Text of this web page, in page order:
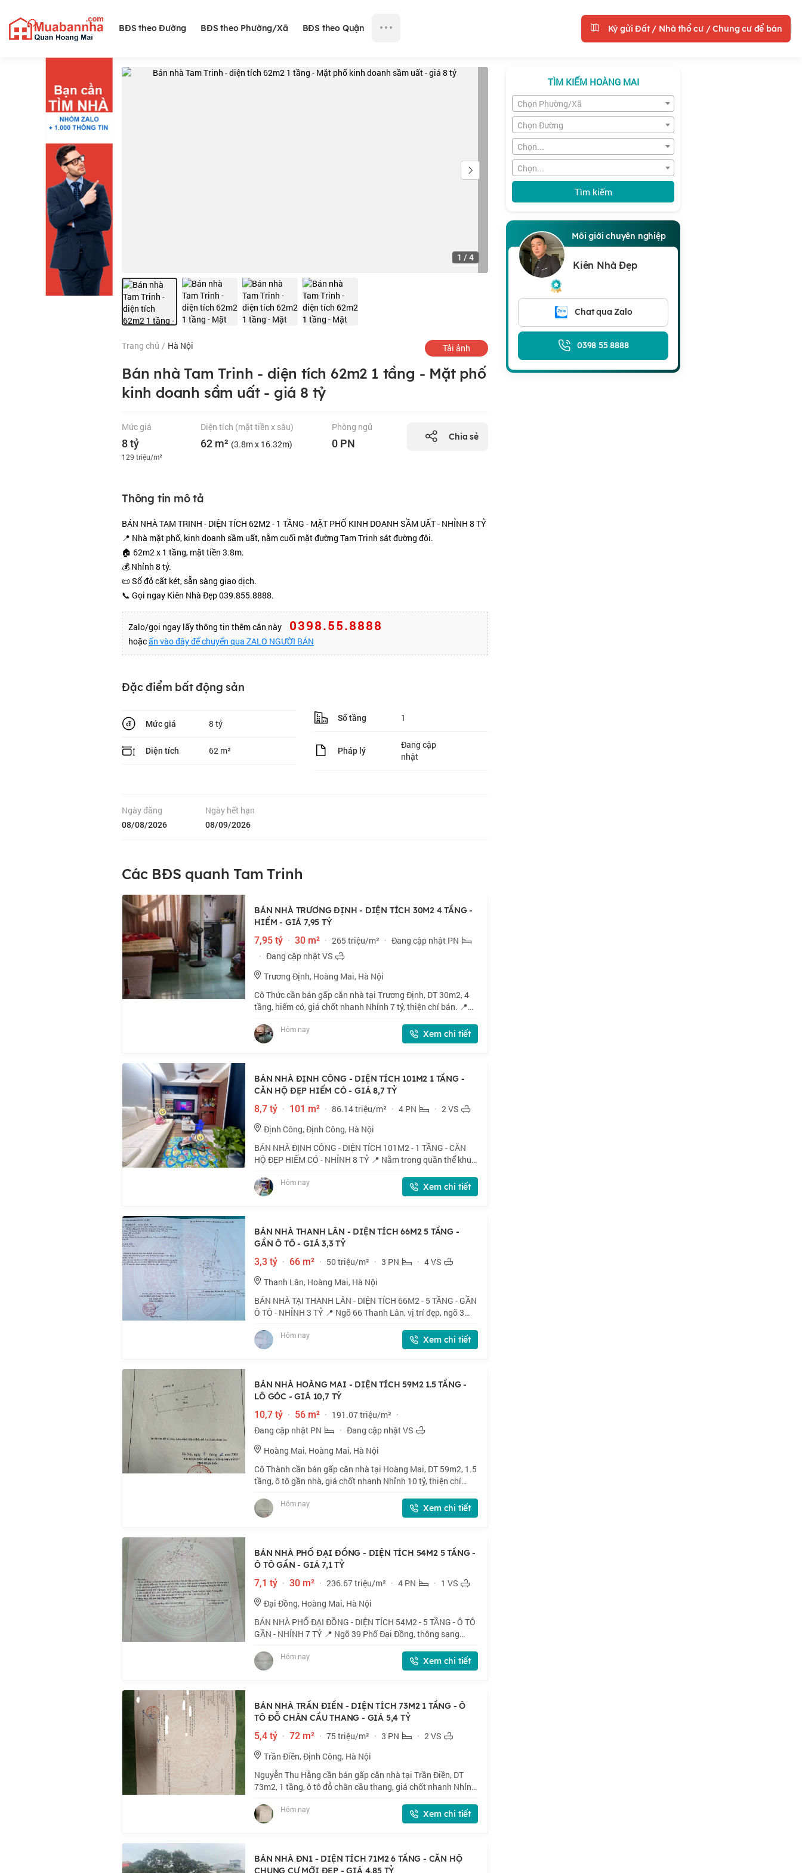
Ký gửi Đất / Nhà thổ cư / Chung cư để bán
BĐS theo Đường BĐS theo Phường/Xã BĐS theo Quận
1 / 4
Trang chủ / Hà Nội Tải ảnh
Bán nhà Tam Trinh - diện tích 62m2 1 tầng - Mặt phố
kinh doanh sầm uất - giá 8 tỷ
Mức giá
8 tỷ
129 triệu/m²
Diện tích (mặt tiền x sâu)
62 m² (3.8m x 16.32m)
Phòng ngủ
0 PN
Chia sẻ
Thông tin mô tả
BÁN NHÀ TAM TRINH - DIỆN TÍCH 62M2 - 1 TẦNG - MẶT PHỐ KINH DOANH SẦM UẤT - NHỈNH 8 TỶ
📍 Nhà mặt phố, kinh doanh sầm uất, nằm cuối mặt đường Tam Trinh sát đường đôi.
🏠 62m2 x 1 tầng, mặt tiền 3.8m.
💰 Nhỉnh 8 tỷ.
📜 Sổ đỏ cất két, sẵn sàng giao dịch.
📞 Gọi ngay Kiên Nhà Đẹp 039.855.8888.
Zalo/gọi ngay lấy thông tin thêm căn này 0398.55.8888
hoặcấn vào đây để chuyển qua ZALO NGƯỜI BÁN
Đặc điểm bất động sản
Mức giá 8 tỷ
Diện tích 62 m²
Số tầng 1
Pháp lý
Đang cập
nhật
Ngày đăng
08/08/2026
Ngày hết hạn
08/09/2026
Các BĐS quanh Tam Trinh
BÁN NHÀ TRƯƠNG ĐỊNH - DIỆN TÍCH 30M2 4 TẦNG -
HIẾM - GIÁ 7,95 TỶ
7,95 tỷ · 30 m² · 265 triệu/m² · Đang cập nhật PN
· Đang cập nhật VS
Trương Định, Hoàng Mai, Hà Nội
Cô Thức cần bán gấp căn nhà tại Trương Định, DT 30m2, 4
tầng, hiếm có, giá chốt nhanh Nhỉnh 7 tỷ, thiện chí bán. 📍
tầng, mặt tiền 4m. 💰 Nhỉnh 7
Hôm nay Xem chi tiết
BÁN NHÀ ĐỊNH CÔNG - DIỆN TÍCH 101M2 1 TẦNG -
CĂN HỘ ĐẸP HIẾM CÓ - GIÁ 8,7 TỶ
8,7 tỷ · 101 m² · 86.14 triệu/m² · 4 PN · 2 VS
Định Công, Định Công, Hà Nội
BÁN NHÀ ĐỊNH CÔNG - DIỆN TÍCH 101M2 - 1 TẦNG - CĂN
HỘ ĐẸP HIẾM CÓ - NHỈNH 8 TỶ 📍 Nằm trong quần thể khu
Bưu Điện chỉ vài trăm mét, nhà do HUD xâ
Hôm nay Xem chi tiết
BÁN NHÀ THANH LÂN - DIỆN TÍCH 66M2 5 TẦNG -
GẦN Ô TÔ - GIÁ 3,3 TỶ
3,3 tỷ · 66 m² · 50 triệu/m² · 3 PN · 4 VS
Thanh Lân, Hoàng Mai, Hà Nội
BÁN NHÀ TẠI THANH LÂN - DIỆN TÍCH 66M2 - 5 TẦNG - GẦN
Ô TÔ - NHỈNH 3 TỶ 📍 Ngõ 66 Thanh Lân, vị trí đẹp, ngõ 3
3m. 💰 Nhỉnh 3 tỷ. 📜 Sổ đỏ cất két
Hôm nay Xem chi tiết
BÁN NHÀ HOÀNG MAI - DIỆN TÍCH 59M2 1.5 TẦNG -
LÔ GÓC - GIÁ 10,7 TỶ
10,7 tỷ · 56 m² · 191.07 triệu/m² ·
Đang cập nhật PN
· Đang cập nhật VS
Hoàng Mai, Hoàng Mai, Hà Nội
Cô Thành cần bán gấp căn nhà tại Hoàng Mai, DT 59m2, 1.5
tầng, ô tô gần nhà, giá chốt nhanh Nhỉnh 10 tỷ, thiện chí
phố. 🏠 59m2 x 1.5 tầng, mặt tiền
Hôm nay Xem chi tiết
BÁN NHÀ PHỐ ĐẠI ĐỒNG - DIỆN TÍCH 54M2 5 TẦNG -
Ô TÔ GẦN - GIÁ 7,1 TỶ
7,1 tỷ · 30 m² · 236.67 triệu/m² · 4 PN · 1 VS
Đại Đồng, Hoàng Mai, Hà Nội
BÁN NHÀ PHỐ ĐẠI ĐỒNG - DIỆN TÍCH 54M2 - 5 TẦNG - Ô TÔ
GẦN - NHỈNH 7 TỶ 📍 Ngõ 39 Phố Đại Đồng, thông sang
5 tầng, mặt tiền 5.2m. 💰 Nhỉnh 7 tỷ.
Hôm nay Xem chi tiết
BÁN NHÀ TRẦN ĐIỀN - DIỆN TÍCH 73M2 1 TẦNG - Ô
TÔ ĐỖ CHÂN CẦU THANG - GIÁ 5,4 TỶ
5,4 tỷ · 72 m² · 75 triệu/m² · 3 PN · 2 VS
Trần Điền, Định Công, Hà Nội
Nguyễn Thu Hằng cần bán gấp căn nhà tại Trần Điền, DT
73m2, 1 tầng, ô tô đỗ chân cầu thang, giá chốt nhanh Nhỉnh
trí siêu đẹp, ngay vành đai
Hôm nay Xem chi tiết
BÁN NHÀ ĐN1 - DIỆN TÍCH 71M2 6 TẦNG - CĂN HỘ
CHUNG CƯ MỚI ĐẸP - GIÁ 4,85 TỶ
TÌM KIẾM HOÀNG MAI
Chọn Phường/Xã
Chọn Đường
Chọn...
Chọn...
Tìm kiếm
Môi giới chuyên nghiệp
Kiên Nhà Đẹp
Chat qua Zalo
0398 55 8888